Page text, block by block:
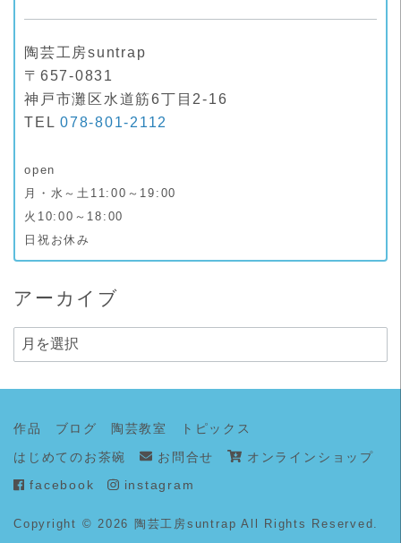
陶芸工房suntrap
〒657-0831
神戸市灘区水道筋6丁目2-16
TEL078-801-2112
open
月・水～土11:00～19:00
火10:00～18:00
日祝お休み
アーカイブ
ア
ー
ブ
作品 ブログ 陶芸教室
トピックス
はじめてのお茶碗
お問合せ
オンラインショップ
facebook
instagram
Copyright © 2026 陶芸工房suntrap All Rights Reserved.